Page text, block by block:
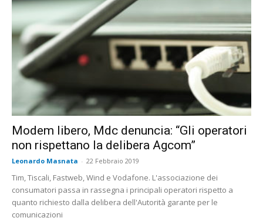
Modem libero, Mdc denuncia: “Gli operatori
non rispettano la delibera Agcom”
Leonardo Masnata - 22 Febbraio 2019
Tim, Tiscali, Fastweb, Wind e Vodafone. L'associazione dei
consumatori passa in rassegna i principali operatori rispetto a
quanto richiesto dalla delibera dell'Autorità garante per le
comunicazioni